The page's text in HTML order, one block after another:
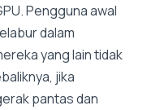
Pengguna awal
dalam
yang lain tidak
jika
pantas dan